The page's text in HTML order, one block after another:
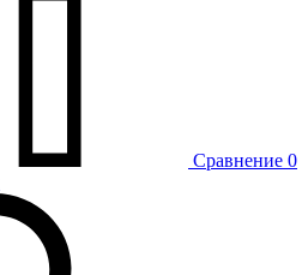
Сравнение 0